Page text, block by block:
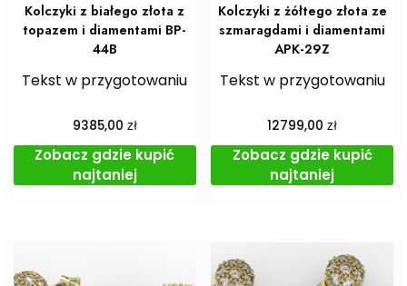
Kolczyki z białego złota z
topazem i diamentami BP-
44B
Tekst w przygotowaniu
9385,00 zł
Zobacz gdzie kupić
najtaniej
Kolczyki z żółtego złota ze
szmaragdami i diamentami
APK-29Z
Tekst w przygotowaniu
12799,00zł
Zobacz gdzie kupić
najtaniej